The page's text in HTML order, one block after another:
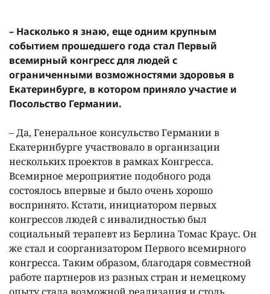
– Насколько я знаю, еще одним крупным
событием прошедшего года стал Первый
всемирный конгресс для людей с
ограниченными возможностями здоровья в
Екатеринбурге, в котором приняло участие и
Посольство Германии.
– Да, Генеральное консульство Германии в
Екатеринбурге участвовало в организации
нескольких проектов в рамках Конгресса.
Всемирное мероприятие подобного рода
состоялось впервые и было очень хорошо
воспринято. Кстати, инициатором первых
конгрессов людей с инвалидностью был
социальный терапевт из Берлина Томас Краус. Он
же стал и соорганизатором Первого всемирного
конгресса. Таким образом, благодаря совместной
работе партнеров из разных стран и немецкому
опыту стала возможной реализация и столь